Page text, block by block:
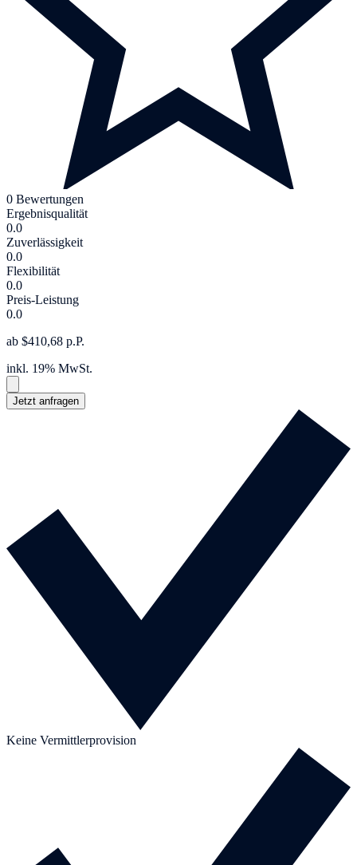
0 Bewertungen
Ergebnisqualität
0.0
Zuverlässigkeit
0.0
Flexibilität
0.0
Preis-Leistung
0.0
ab $410,68 p.P.
inkl. 19% MwSt.
Jetzt anfragen
Keine Vermittlerprovision